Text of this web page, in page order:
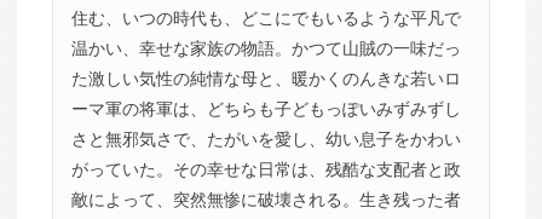
住む、いつの時代も、どこにでもいるような平凡で
温かい、幸せな家族の物語。かつて山賊の一味だっ
た激しい気性の純情な母と、暖かくのんきな若いロ
ーマ軍の将軍は、どちらも子どもっぽいみずみずし
さと無邪気さで、たがいを愛し、幼い息子をかわい
がっていた。その幸せな日常は、残酷な支配者と政
敵によって、突然無惨に破壊される。生き残った者